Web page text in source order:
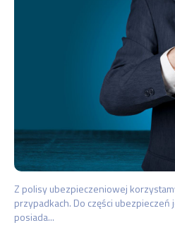
Z polisy ubezpieczeniowej
przypadkach. Do części
posiada...